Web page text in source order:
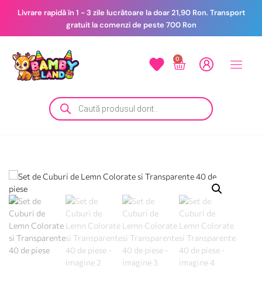
Livrare rapidă în 1 - 3 zile lucrătoare la doar 21,90 Ron. Transport
gratuit la comenzi de peste 700 Ron
0